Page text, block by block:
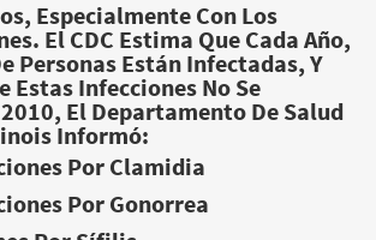
Especialmente Con Los
El CDC Estima Que Cada Año,
Personas Están Infectadas, Y
Estas Infecciones No Se
El Departamento De Salud
Informó:
Por Clamidia
Por Gonorrea